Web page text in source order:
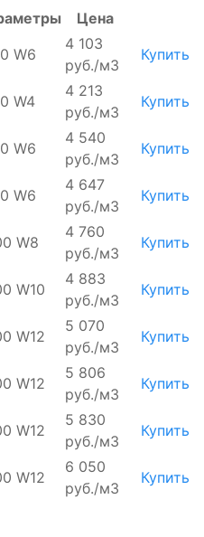
Цена
W6
4 103
руб./м3
Купить
W4
4 213
руб./м3
Купить
W6
4 540
руб./м3
Купить
W6
4 647
руб./м3
Купить
W8
4 760
руб./м3
Купить
W10
4 883
руб./м3
Купить
W12
5 070
руб./м3
Купить
W12
5 806
руб./м3
Купить
W12
5 830
руб./м3
Купить
W12
6 050
руб./м3
Купить